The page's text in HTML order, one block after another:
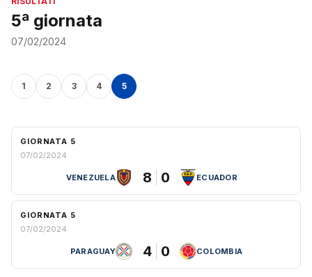
5ª giornata
07/02/2024
1 2 3 4 5
GIORNATA 5
07/02/2024
VENEZUELA 8 0 ECUADOR
GIORNATA 5
07/02/2024
PARAGUAY 4 0 COLOMBIA